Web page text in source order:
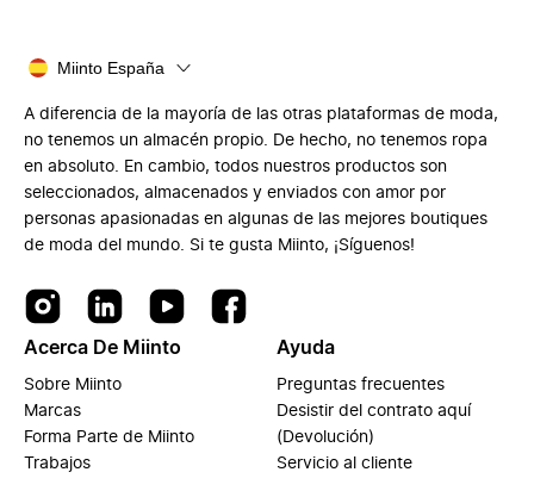
Miinto España
A diferencia de la mayoría de las otras plataformas de moda,
no tenemos un almacén propio. De hecho, no tenemos ropa
en absoluto. En cambio, todos nuestros productos son
seleccionados, almacenados y enviados con amor por
personas apasionadas en algunas de las mejores boutiques
de moda del mundo. Si te gusta Miinto, ¡Síguenos!
Acerca De Miinto
Sobre Miinto
Marcas
Forma Parte de Miinto
Trabajos
Ayuda
Preguntas frecuentes
Desistir del contrato aquí
(Devolución)
Servicio al cliente